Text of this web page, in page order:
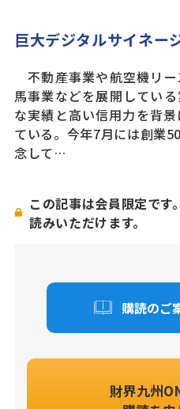
巨大デジタルサイネー
不動産事業や航空機リ
馬事業などを展開してい
な実績と高い信用力を背
ている。今年7月には創業
念して…
この記事は会員限定です。
読みいただけます。
購読のご
財界九州